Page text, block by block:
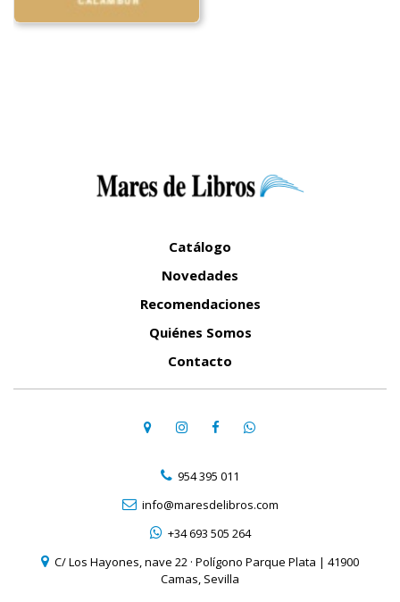
Catálogo
Novedades
Recomendaciones
Quiénes Somos
Contacto
954 395 011
info@maresdelibros.com
+34 693 505 264
C/ Los Hayones, nave 22 · Polígono Parque Plata | 41900
Camas, Sevilla